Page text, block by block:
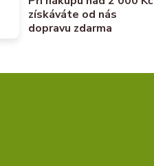
získáváte od nás
dopravu zdarma